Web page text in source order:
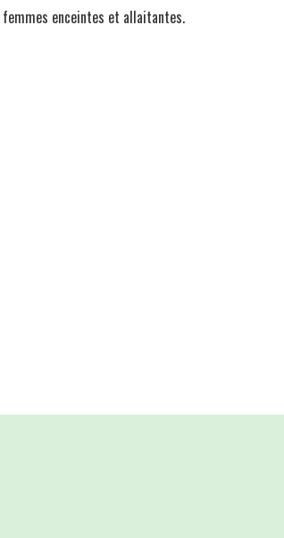
femmes enceintes et allaitantes.